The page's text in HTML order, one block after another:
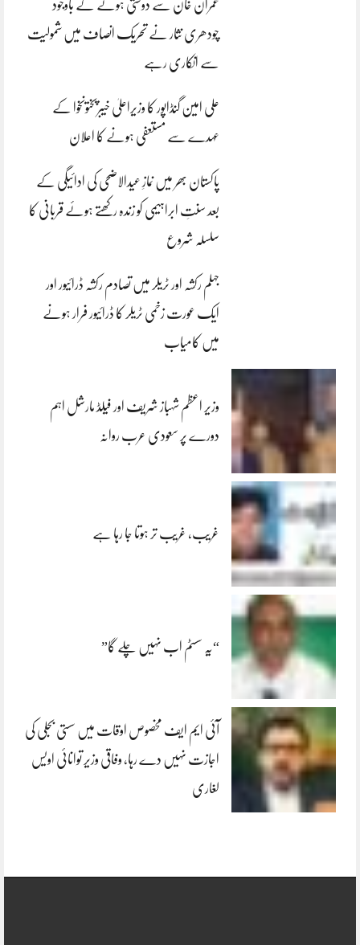
عمران خان سے دوستی ہونے کے باوجود
چودھری نثار نے تحریک انصاف میں شمولیت
سے انکاری رہے
علی امین گنڈاپور کا وزیراعلیٰ خیبرپختونخوا کے
عہدے سے مستعفی ہونے کا اعلان
پاکستان بھر میں نمازِ عیدالاضحی کی ادائیگی کے
بعد سنتِ ابراہیمی کو زندہ رکھتے ہوئے قربانی کا
سلسلہ شروع
جہلم رکشہ اور ٹریلر میں تصادم رکشہ ڈرائیور اور
ایک عورت زخمی ٹریلر کا ڈرائیور فرار ہونے
میں کامیاب
وزیر اعظم شہباز شریف اور فیلڈ مارشل اہم
دورے پر سعودی عرب روانہ
غریب، غریب تر ہوتا جا رہا ہے
“یہ سسٹم اب نہیں چلے گا”
آئی ایم ایف مخصوص اوقات میں سستی بجلی کی
اجازت نہیں دے رہا، وفاقی وزیر توانائی اویس
لغاری